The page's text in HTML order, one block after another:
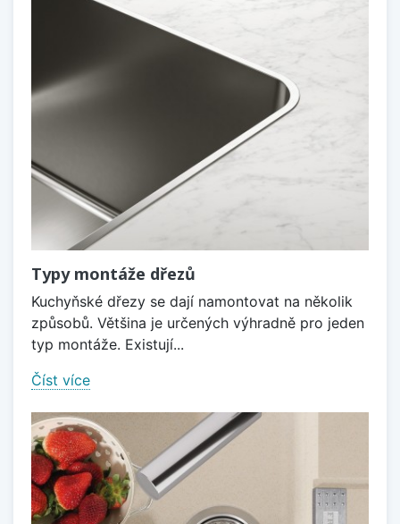
Typy montáže dřezů
Kuchyňské dřezy se dají namontovat na několik
způsobů. Většina je určených výhradně pro jeden
typ montáže. Existují...
Číst více